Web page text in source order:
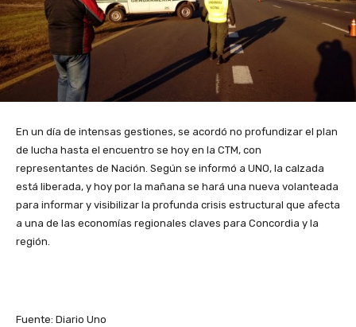
En un día de intensas gestiones, se acordó no profundizar el plan
de lucha hasta el encuentro se hoy en la CTM, con
representantes de Nación. Según se informó a UNO, la calzada
está liberada, y hoy por la mañana se hará una nueva volanteada
para informar y visibilizar la profunda crisis estructural que afecta
a una de las economías regionales claves para Concordia y la
región.
Fuente: Diario Uno